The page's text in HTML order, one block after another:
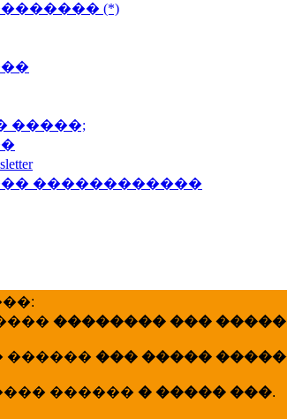
(*)
�����;
������������
�������� ��� �����
������ ��� �����
������ � ����� ���.